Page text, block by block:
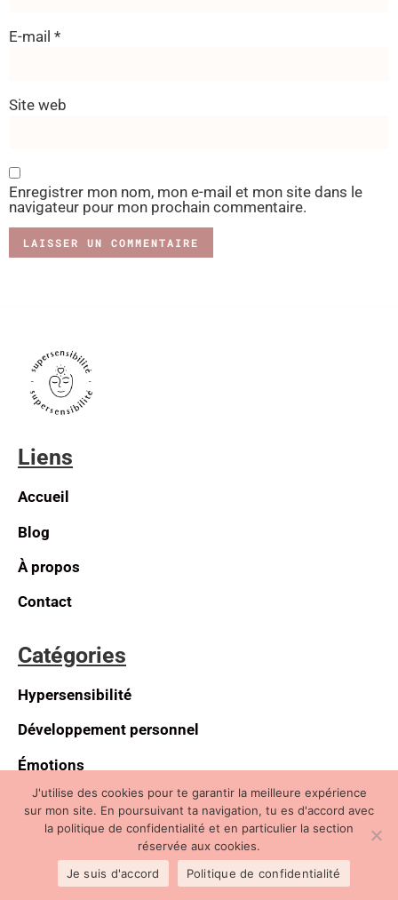
E-mail *
Site web
Enregistrer mon nom, mon e-mail et mon site dans le
navigateur pour mon prochain commentaire.
Liens
Accueil
Blog
À propos
Contact
Catégories
Hypersensibilité
Développement personnel
Émotions
Annuaire des professionnels
J'utilise des cookies pour te garantir la meilleure expérience
sur mon site. En poursuivant ta navigation, tu es d'accord avec
la politique de confidentialité et en particulier la section
réservée aux cookies.
Je suis d'accord
Politique de confidentialité